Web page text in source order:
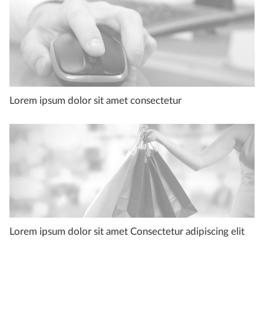
Lorem ipsum dolor sit amet consectetur
Lorem ipsum dolor sit amet Consectetur adipiscing elit